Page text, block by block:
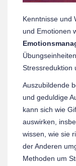
Kenntnisse und
und Emotionen
Stressreduktion
Auszubildende
und geduldige
kann sich wie
auswirken,
wissen, wie sie
der Anderen
Methoden um